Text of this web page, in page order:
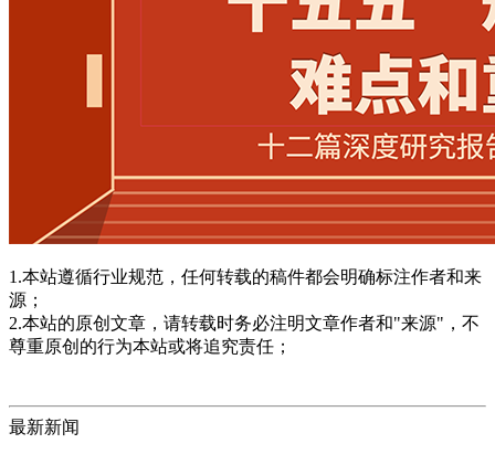
1.本站遵循行业规范，任何转载的稿件都会明确标注作者和来
源；
2.本站的原创文章，请转载时务必注明文章作者和"来源"，不
尊重原创的行为本站或将追究责任；
最新新闻